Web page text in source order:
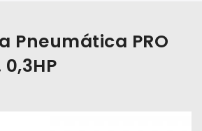
Pneumática PRO